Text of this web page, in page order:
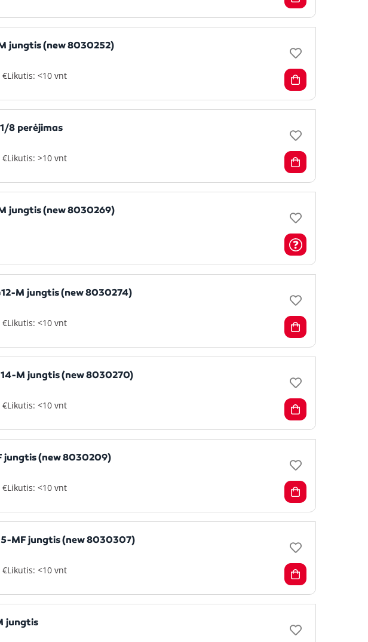
jungtis (new 8030252)
€Likutis: <10 vnt
8 perėjimas
€Likutis: >10 vnt
jungtis (new 8030269)
M jungtis (new 8030274)
€Likutis: <10 vnt
M jungtis (new 8030270)
€Likutis: <10 vnt
jungtis (new 8030209)
€Likutis: <10 vnt
MF jungtis (new 8030307)
€Likutis: <10 vnt
jungtis